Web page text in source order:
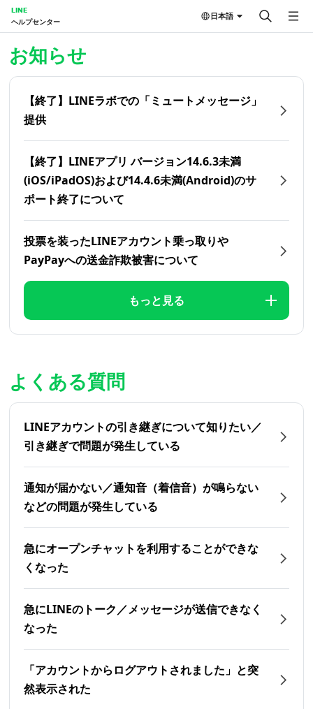
LINE
ヘルプセンター
日本語
お知らせ
【終了】LINEラボでの「ミュートメッセージ」
提供
【終了】LINEアプリ バージョン14.6.3未満
(iOS/iPadOS)および14.4.6未満(Android)のサ
ポート終了について
投票を装ったLINEアカウント乗っ取りや
PayPayへの送金詐欺被害について
もっと見る
よくある質問
LINEアカウントの引き継ぎについて知りたい／
引き継ぎで問題が発生している
通知が届かない／通知音（着信音）が鳴らない
などの問題が発生している
急にオープンチャットを利用することができな
くなった
急にLINEのトーク／メッセージが送信できなく
なった
「アカウントからログアウトされました」と突
然表示された